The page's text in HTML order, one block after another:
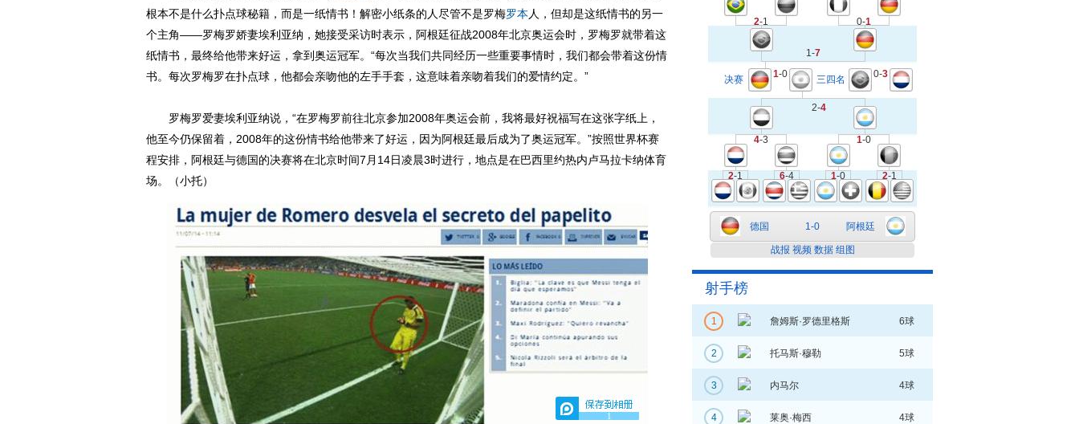
根本不是什么扑点球秘籍，而是一纸情书！解密小纸条的人尽管不是罗梅罗本 人，但却是这纸情书的另一
个主角——罗梅罗娇妻埃利亚纳，她接受采访时表示，阿根廷征战2008年北京奥运会时，罗梅罗就带着这
纸情书，最终给他带来好运，拿到奥运冠军。“每次当我们共同经历一些重要事情时，我们都会带着这份情
书。每次罗梅罗在扑点球，他都会亲吻他的左手手套，这意味着亲吻着我们的爱情约定。”
罗梅罗爱妻埃利亚纳说，“在罗梅罗前往北京参加2008年奥运会前，我将最好祝福写在这张字纸上，
他至今仍保留着，2008年的这份情书给他带来了好运，因为阿根廷最后成为了奥运冠军。”按照世界杯赛
程安排，阿根廷与德国的决赛将在北京时间7月14日凌晨3时进行，地点是在巴西里约热内卢马拉卡纳体育
场。（小托）
1
2-1 0-1
1-7
2-4
4-3 1-0
2-1 6-4 1-0 2-1
1-0 0-3
决赛 三四名
德国 1-0 阿根廷
战报 视频 数据 组图
射手榜
1 詹姆斯·罗德里格斯 6球
2 托马斯·穆勒 5球
3 内马尔 4球
4 莱奥·梅西 4球